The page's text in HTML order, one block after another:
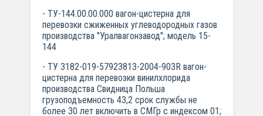
- ТУ-144.00.00.000 вагон-цистерна для
перевозки сжиженных углеводородных газов
производства "Уралвагонзавод"; модель 15-
144
- ТУ 3182-019-57923813-2004-903R вагон-
цистерна для перевозки винилхлорида
производства Свидница Польша
грузоподъемность 43,2 срок службы не
более 30 лет включить в СМГр с индексом 01;